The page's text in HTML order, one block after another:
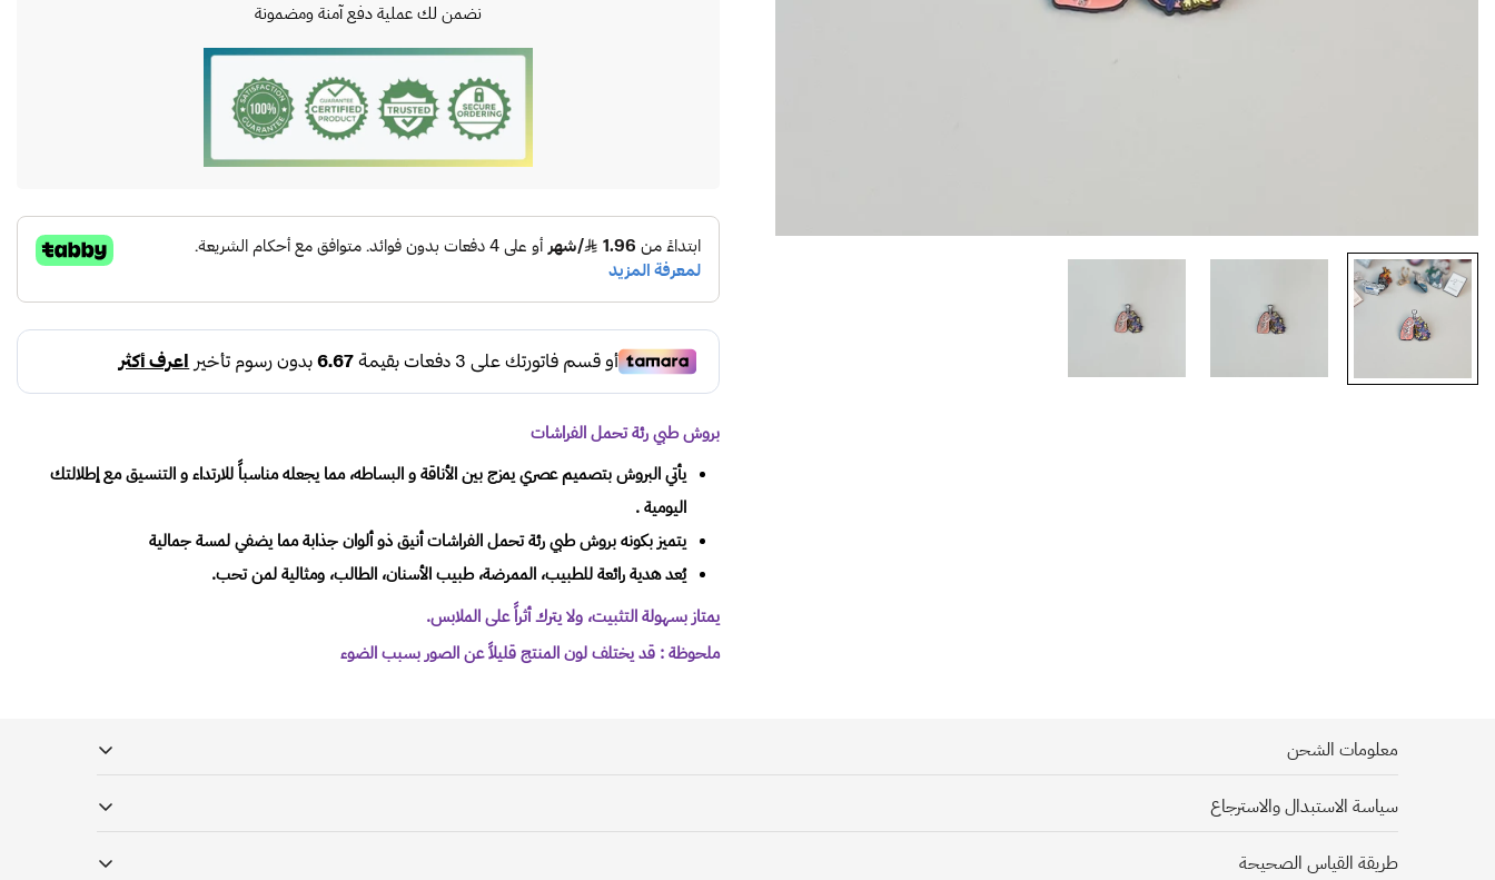
نضمن لك عملية دفع آمنة ومضمونة
بروش طبي رئة تحمل الفراشات
يأتي البروش بتصميم عصري يمزج بين الأناقة و البساطه، مما يجعله مناسباً للارتداء و التنسيق مع إطلالتك
اليومية .
يتميز بكونه بروش طبي رئة تحمل الفراشات أنيق ذو ألوان جذابة مما يضفي لمسة جمالية
يُعد هدية رائعة للطبيب، الممرضة، طبيب الأسنان، الطالب، ومثالية لمن تحب.
يمتاز بسهولة التثبيت، ولا يترك أثراً على الملابس.
ملحوظة : قد يختلف لون المنتج قليلاً عن الصور بسبب الضوء
معلومات الشحن
يحرص دكتور هاوس بأن تصلك شحنتك بأسرع وقت ممكن, وبكل سرور نشحن الطلبات إلى جميع مناطق
لتسهيل عملية التوصيل نأمل منكم تزويدنا بالعنوان الوطني عنوان الحي، أسم الشارع، رقم المنزل، المدينة ورقم الهاتف
سياسة الاستبدال والاسترجاع
طريقة القياس الصحيحة